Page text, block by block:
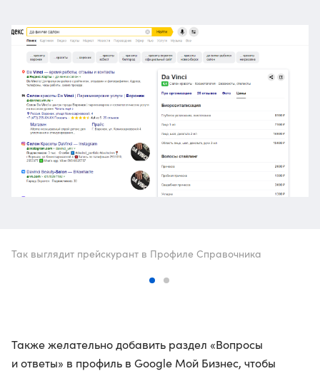
Так выглядит прейскурант в Профиле Справочника
Также желательно добавить раздел «Вопросы
и ответы» в профиль в Google Мой Бизнес, чтобы